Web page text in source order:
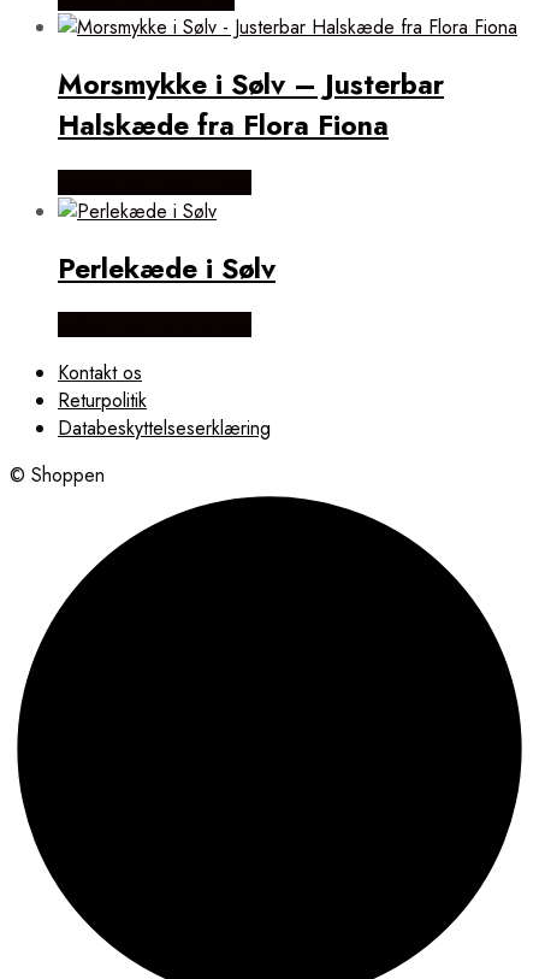
Morsmykke i Sølv – Justerbar
Halskæde fra Flora Fiona
Perlekæde i Sølv
Kontakt os
Returpolitik
Databeskyttelseserklæring
© Shoppen